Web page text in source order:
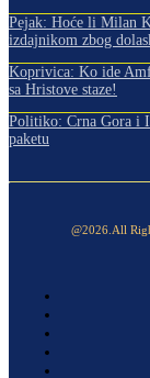
Pejak: Hoće li Milan
izdajnikom zbog
Koprivica: Ko ide
sa Hristove staze!
Politiko: Crna Gora i
paketu
@2026.All